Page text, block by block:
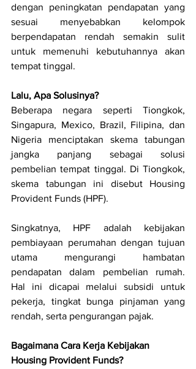
dengan peningkatan pendapatan yang
sesuai menyebabkan kelompok
berpendapatan rendah semakin sulit
untuk memenuhi kebutuhannya akan
tempat tinggal.
Lalu, Apa Solusinya?
Beberapa negara seperti Tiongkok,
Singapura, Mexico, Brazil, Filipina, dan
Nigeria menciptakan skema tabungan
jangka panjang sebagai solusi
pembelian tempat tinggal. Di Tiongkok,
skema tabungan ini disebut Housing
Provident Funds (HPF).
Singkatnya, HPF adalah kebijakan
pembiayaan perumahan dengan tujuan
utama mengurangi hambatan
pendapatan dalam pembelian rumah.
Hal ini dicapai melalui subsidi untuk
pekerja, tingkat bunga pinjaman yang
rendah, serta pengurangan pajak.
Bagaimana Cara Kerja Kebijakan
Housing Provident Funds?